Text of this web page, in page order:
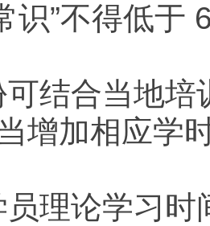
识”不得低于
结合当地
增加相应学
理论学习